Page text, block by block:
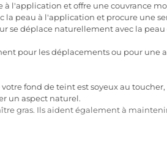
l'application et offre une couvrance
la peau à l'application et procure une
se déplace naturellement avec la peau
pour les déplacements ou pour une
fond de teint est soyeux au toucher,
un aspect naturel.
gras. Ils aident également à